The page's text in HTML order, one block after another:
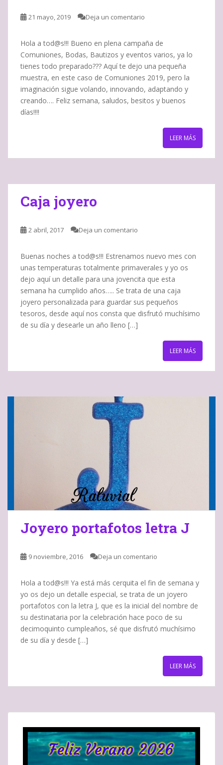
21 mayo, 2019 Deja un comentario
Hola a tod@s!!! Bueno en plena campaña de
Comuniones, Bodas, Bautizos y eventos varios, ya lo
tienes todo preparado??? Aquí te dejo una pequeña
muestra, en este caso de Comuniones 2019, pero la
imaginación sigue volando, innovando, adaptando y
creando…. Feliz semana, saludos, besitos y buenos
días!!!!
LEER MÁS
Caja joyero
2 abril, 2017 Deja un comentario
Buenas noches a tod@s!!! Estrenamos nuevo mes con
unas temperaturas totalmente primaverales y yo os
dejo aquí un detalle para una jovencita que esta
semana ha cumplido años….. Se trata de una caja
joyero personalizada para guardar sus pequeños
tesoros, desde aquí nos consta que disfrutó muchísimo
de su día y desearle un año lleno […]
LEER MÁS
Joyero portafotos letra J
9 noviembre, 2016 Deja un comentario
Hola a tod@s!!! Ya está más cerquita el fin de semana y
yo os dejo un detalle especial, se trata de un joyero
portafotos con la letra J, que es la inicial del nombre de
su destinataria por la celebración hace poco de su
decimoquinto cumpleaños, sé que disfrutó muchísimo
de su día y desde […]
LEER MÁS